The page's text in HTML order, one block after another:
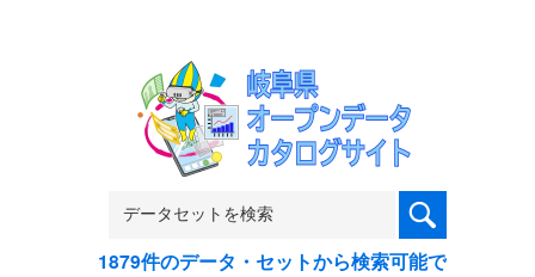
1879件のデータ・セットから検索可能で